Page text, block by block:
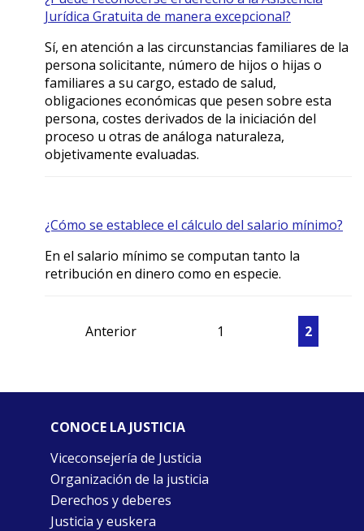
Jurídica Gratuita de manera excepcional?
Sí, en atención a las circunstancias familiares de la
persona solicitante, número de hijos o hijas o
familiares a su cargo, estado de salud,
obligaciones económicas que pesen sobre esta
persona, costes derivados de la iniciación del
proceso u otras de análoga naturaleza,
objetivamente evaluadas.
¿Cómo se establece el cálculo del salario mínimo?
En el salario mínimo se computan tanto la
retribución en dinero como en especie.
Anterior 1 2
CONOCE LA JUSTICIA
Viceconsejería de Justicia
Organización de la justicia
Derechos y deberes
Justicia y euskera